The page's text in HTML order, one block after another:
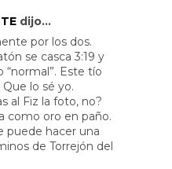
dijo...
por los dos.
se casca 3:19 y
“normal”. Este tío
lo sé yo.
al Fiz la foto, no?
como oro en paño.
puede hacer una
de Torrejón del